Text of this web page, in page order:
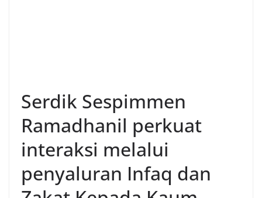
Serdik Sespimmen
Ramadhanil perkuat
interaksi melalui
penyaluran Infaq dan